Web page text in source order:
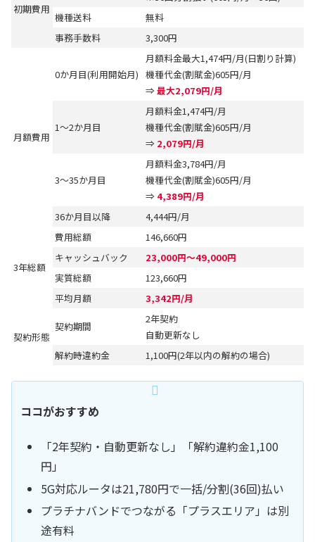
初期費用
機種送料
無料
事務手数料
3,300円
月額費用
0か月目(利用開始月)
月額料金最大1,474円/月(日割り計算)
機種代金(割賦金)605円/月
⇒ 最大2,079円/月
1～2か月目
月額料金1,474円/月
機種代金(割賦金)605円/月
⇒ 2,079円/月
3～35か月目
月額料金3,784円/月
機種代金(割賦金)605円/月
⇒ 4,389円/月
36か月目以降
4,444円/月
3年総額
費用総額
146,660円
キャッシュバック
23,000円～49,000円
実質総額
123,660円
平均月額
3,342円/月
契約形態
契約期間
2年契約
自動更新なし
解約時違約金
1,100円(2年以内の解約の場合)
ココがおすすめ
「2年契約・自動更新なし」「解約違約金1,100
円」
5G対応ルータは21,780円で一括/分割(36回)払い
プラチナバンドでつながる「プラスエリア」は別
途有料